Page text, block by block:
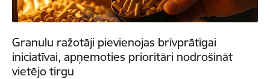
Granulu ražotāji pievienojas brīvprātīgai
iniciatīvai, apņemoties prioritāri nodrošināt
vietējo tirgu